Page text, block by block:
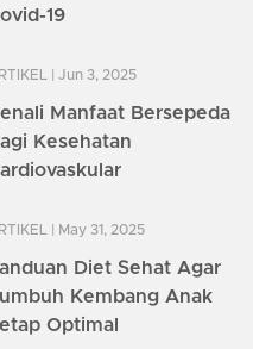
19
| Jun 3, 2025
Manfaat Bersepeda
Kesehatan
| May 31, 2025
Diet Sehat Agar
Kembang Anak
Optimal